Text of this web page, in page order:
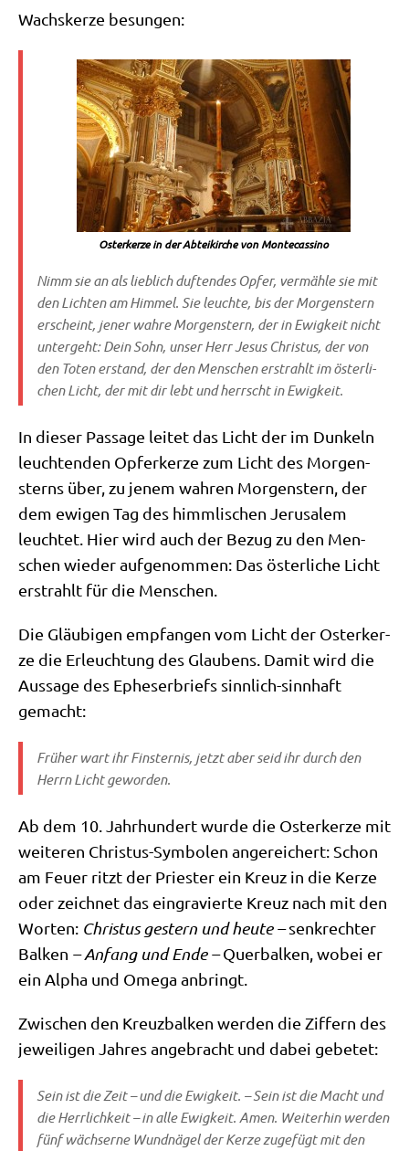
Wachs­ker­ze besungen:
Oster­ker­ze in der Abtei­kir­che von Montecassino
Nimm sie an als lieb­lich duf­ten­des Opfer, ver­mäh­le sie mit
den Lich­ten am Him­mel. Sie leuch­te, bis der Mor­gen­stern
erscheint, jener wah­re Mor­gen­stern, der in Ewig­keit nicht
unter­geht: Dein Sohn, unser Herr Jesus Chri­stus, der von
den Toten erstand, der den Men­schen erstrahlt im öster­li­
chen Licht, der mit dir lebt und herrscht in Ewigkeit.
In die­ser Pas­sa­ge lei­tet das Licht der im Dun­keln
leuch­ten­den Opfer­ker­ze zum Licht des Mor­gen­
sterns über, zu jenem wah­ren Mor­gen­stern, der
dem ewi­gen Tag des himm­li­schen Jeru­sa­lem
leuch­tet. Hier wird auch der Bezug zu den Men­
schen wie­der auf­ge­nom­men: Das öster­li­che Licht
erstrahlt für die Menschen.
Die Gläu­bi­gen emp­fan­gen vom Licht der Oster­ker­
ze die Erleuch­tung des Glau­bens. Damit wird die
Aus­sa­ge des Ephe­ser­briefs sinn­lich-sinn­haft
gemacht:
Frü­her wart ihr Fin­ster­nis, jetzt aber seid ihr durch den
Herrn Licht geworden.
Ab dem 10. Jahr­hun­dert wur­de die Oster­ker­ze mit
wei­te­ren Chri­stus-Sym­bo­len ange­rei­chert: Schon
am Feu­er ritzt der Prie­ster ein Kreuz in die Ker­ze
oder zeich­net das ein­gra­vier­te Kreuz nach mit den
Wor­ten: Chri­stus gestern und heu­te –senk­rech­ter
Bal­ken – Anfang und Ende –Quer­bal­ken, wobei er
ein Alpha und Ome­ga anbringt.
Zwi­schen den Kreuz­bal­ken wer­den die Zif­fern des
jewei­li­gen Jah­res ange­bracht und dabei gebetet:
Sein ist die Zeit – und die Ewig­keit. – Sein ist die Macht und
die Herr­lich­keit – in alle Ewig­keit. Amen. Wei­ter­hin wer­den
fünf wäch­ser­ne Wund­nä­gel der Ker­ze zuge­fügt mit den